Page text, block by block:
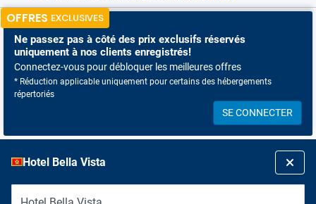
OFFRES EXCLUSIVES
Ne passez pas à côté des prix exclusifs réservés
uniquement à nos clients enregistrés!
Connectez-vous pour débloquer les meilleures offres
* Réduction applicable uniquement pour certains des hébergements
répertoriés
SE CONNECTER
Hotel Bella Vista